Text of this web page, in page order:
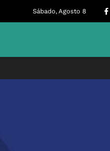
Sábado, Agosto 8